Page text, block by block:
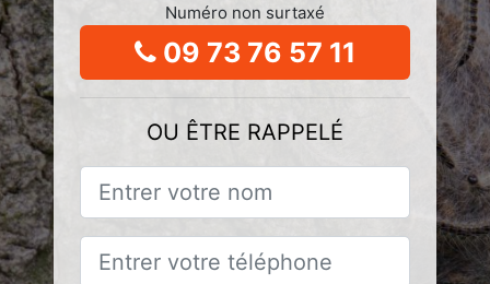
Numéro non surtaxé
09 73 76 57 11
OU ÊTRE RAPPELÉ